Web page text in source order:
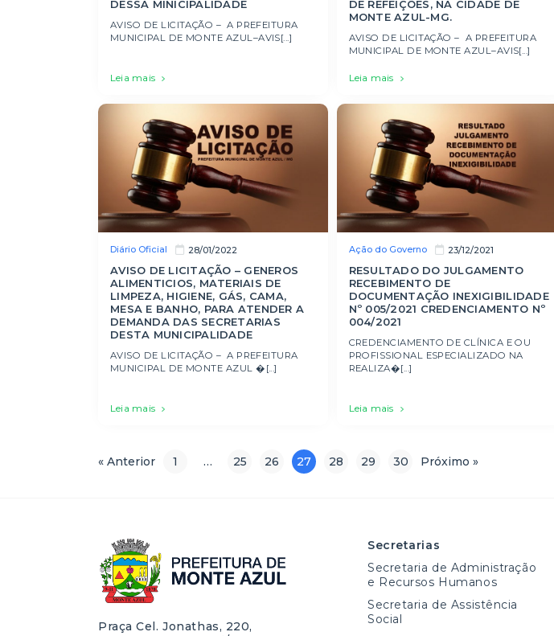
DESSA MINICIPALIDADE
AVISO DE LICITAÇÃO – A PREFEITURA
MUNICIPAL DE MONTE AZUL–AVIS[...]
Leia mais
DE REFEIÇÕES, NA CIDADE DE
MONTE AZUL-MG.
AVISO DE LICITAÇÃO – A PREFEITURA
MUNICIPAL DE MONTE AZUL–AVIS[...]
Leia mais
Diário Oficial 28/01/2022
AVISO DE LICITAÇÃO – GENEROS
ALIMENTICIOS, MATERIAIS DE
LIMPEZA, HIGIENE, GÁS, CAMA,
MESA E BANHO, PARA ATENDER A
DEMANDA DAS SECRETARIAS
DESTA MUNICIPALIDADE
AVISO DE LICITAÇÃO – A PREFEITURA
MUNICIPAL DE MONTE AZUL �[...]
Leia mais
Ação do Governo 23/12/2021
RESULTADO DO JULGAMENTO
RECEBIMENTO DE
DOCUMENTAÇÃO INEXIGIBILIDADE
Nº 005/2021 CREDENCIAMENTO Nº
004/2021
CREDENCIAMENTO DE CLÍNICA E OU
PROFISSIONAL ESPECIALIZADO NA
REALIZA�[...]
Leia mais
« Anterior 1 … 25 26 27 28 29 30 Próximo »
Praça Cel. Jonathas, 220,
Secretarias
Secretaria de Administração
e Recursos Humanos
Secretaria de Assistência
Social